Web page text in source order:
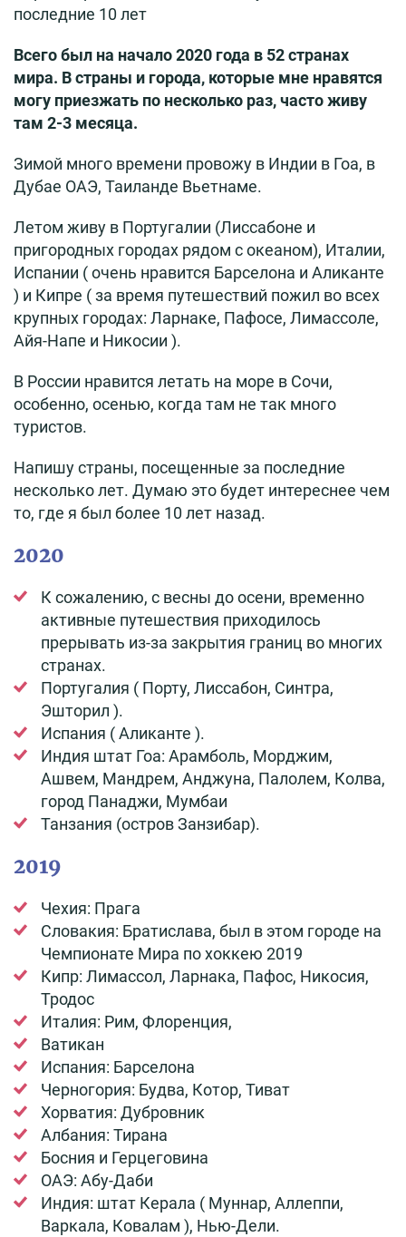
последние 10 лет
Всего был на начало 2020 года в 52 странах
мира. В страны и города, которые мне нравятся
могу приезжать по несколько раз, часто живу
там 2-3 месяца.
Зимой много времени провожу в Индии в Гоа, в
Дубае ОАЭ, Таиланде Вьетнаме.
Летом живу в Португалии (Лиссабоне и
пригородных городах рядом с океаном), Италии,
Испании ( очень нравится Барселона и Аликанте
) и Кипре ( за время путешествий пожил во всех
крупных городах: Ларнаке, Пафосе, Лимассоле,
Айя-Напе и Никосии ).
В России нравится летать на море в Сочи,
особенно, осенью, когда там не так много
туристов.
Напишу страны, посещенные за последние
несколько лет. Думаю это будет интереснее чем
то, где я был более 10 лет назад.
2020
К сожалению, с весны до осени, временно
активные путешествия приходилось
прерывать из-за закрытия границ во многих
странах.
Португалия ( Порту, Лиссабон, Синтра,
Эшторил ).
Испания ( Аликанте ).
Индия штат Гоа: Арамболь, Морджим,
Ашвем, Мандрем, Анджуна, Палолем, Колва,
город Панаджи, Мумбаи
Танзания (остров Занзибар).
2019
Чехия: Прага
Словакия: Братислава, был в этом городе на
Чемпионате Мира по хоккею 2019
Кипр: Лимассол, Ларнака, Пафос, Никосия,
Тродос
Италия: Рим, Флоренция,
Ватикан
Испания: Барселона
Черногория: Будва, Котор, Тиват
Хорватия: Дубровник
Албания: Тирана
Босния и Герцеговина
ОАЭ: Абу-Даби
Индия: штат Керала ( Муннар, Аллеппи,
Варкала, Ковалам ), Нью-Дели.